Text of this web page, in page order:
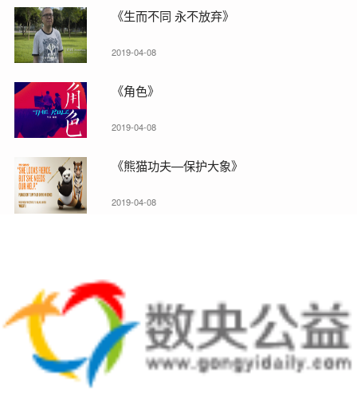
《生而不同 永不放弃》
2019-04-08
《角色》
2019-04-08
《熊猫功夫—保护大象》
2019-04-08